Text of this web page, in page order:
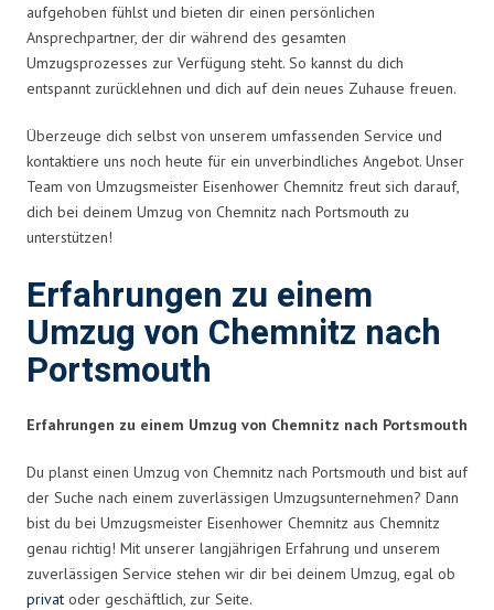
aufgehoben fühlst und bieten dir einen persönlichen
Ansprechpartner, der dir während des gesamten
Umzugsprozesses zur Verfügung steht. So kannst du dich
entspannt zurücklehnen und dich auf dein neues Zuhause freuen.
Überzeuge dich selbst von unserem umfassenden Service und
kontaktiere uns noch heute für ein unverbindliches Angebot. Unser
Team von Umzugsmeister Eisenhower Chemnitz freut sich darauf,
dich bei deinem Umzug von Chemnitz nach Portsmouth zu
unterstützen!
Erfahrungen zu einem
Umzug von Chemnitz nach
Portsmouth
Erfahrungen zu einem Umzug von Chemnitz nach Portsmouth
Du planst einen Umzug von Chemnitz nach Portsmouth und bist auf
der Suche nach einem zuverlässigen Umzugsunternehmen? Dann
bist du bei Umzugsmeister Eisenhower Chemnitz aus Chemnitz
genau richtig! Mit unserer langjährigen Erfahrung und unserem
zuverlässigen Service stehen wir dir bei deinem Umzug, egal ob
privat oder geschäftlich, zur Seite.